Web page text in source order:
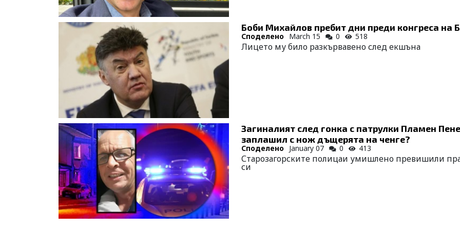
Боби Михайлов пребит дни преди конгреса на
Споделено March 15 0 518
Лицето му било разкървавено след екшъна
Загиналият след гонка с патрулки Пламен
заплашил с нож дъщерята на ченге?
Споделено January 07 0 413
Старозагорските полицаи умишлено превишили
си